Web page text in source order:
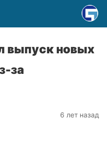
выпуск новых
за
6 лет назад